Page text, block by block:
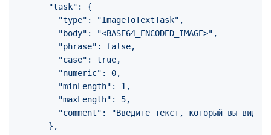
  "task": {
    "type": "ImageToTextTask",
    "body": "<BASE64_ENCODED_IMAGE>",
    "phrase": false,
    "case": true,
    "numeric": 0,
    "minLength": 1,
    "maxLength": 5,
"comment": "Введите текст, который вы
  },